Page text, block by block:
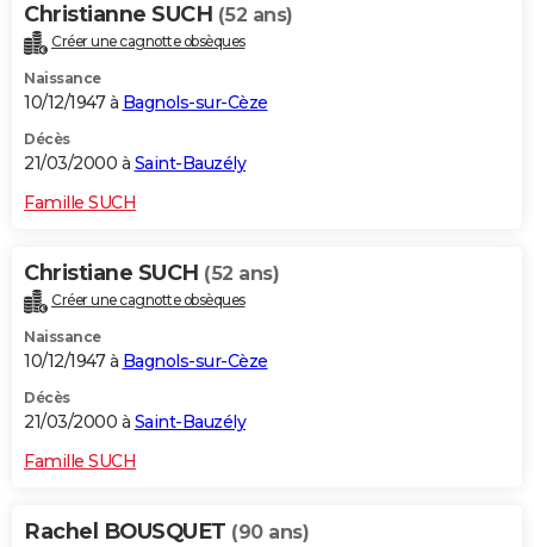
Christianne SUCH (52 ans)
Créer une cagnotte obsèques
Naissance
10/12/1947 à Bagnols-sur-Cèze
Décès
21/03/2000 à Saint-Bauzély
Famille SUCH
Christiane SUCH (52 ans)
Créer une cagnotte obsèques
Naissance
10/12/1947 à Bagnols-sur-Cèze
Décès
21/03/2000 à Saint-Bauzély
Famille SUCH
Rachel BOUSQUET (90 ans)